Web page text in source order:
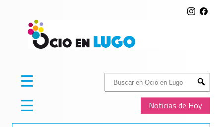
Buscar:
Submit
Noticias de Hoy
☰
☰